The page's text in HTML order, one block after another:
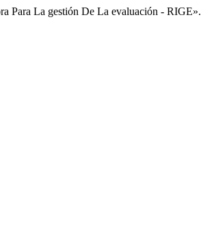
Para La gestión De La evaluación - RIGE».